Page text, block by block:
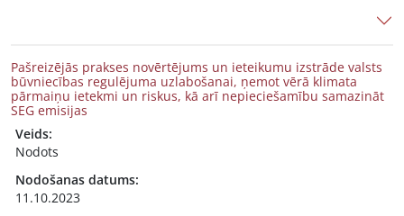
Pašreizējās prakses novērtējums un ieteikumu izstrāde valsts
būvniecības regulējuma uzlabošanai, ņemot vērā klimata
pārmaiņu ietekmi un riskus, kā arī nepieciešamību samazināt
SEG emisijas
Veids:
Nodots
Nodošanas datums:
11.10.2023